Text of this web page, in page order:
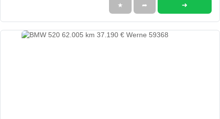
★ ➦ ➜